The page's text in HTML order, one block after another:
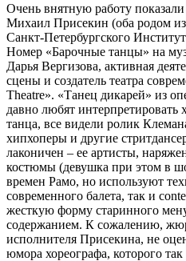
Очень внятную работу
Михаил Присекин (оба родом
Санкт-Петербургского
Номер «Барочные танцы» на
Дарья Вергизова, активная
сцены и создатель театра
Theatre». «Танец дикарей» из
давно любят интерпретировать
танца, все видели ролик
хипхоперы и другие
лаконичен – ее артисты,
костюмы (девушка при этом в
времен Рамо, но используют
современного балета, так и
жесткую форму старинного
содержанием. К сожалению,
исполнителя Присекина, не
юмора хореографа, которого